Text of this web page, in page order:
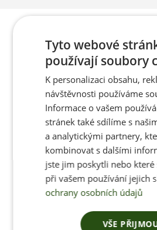
Poradíme
Po-Pá 8:00 –
Tyto webové
používají soubory
K personalizaci obsahu,
návštěvnosti používáme
Informace o vašem
stránek také sdílíme s
a analytickými partnery,
kombinovat s dalšími
jste jim poskytli nebo
při vašem používání jejich
ochrany osobních údajů
VŠE